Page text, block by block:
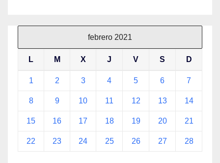
febrero 2021
L M X J V S D
1 2 3 4 5 6 7
8 9 10 11 12 13 14
15 16 17 18 19 20 21
22 23 24 25 26 27 28